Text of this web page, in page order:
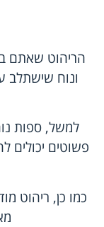
הריהוט שאתם
ונוח שישתלב
למשל, ספות
פשוטים יכולים
כמו כן, ריהוט